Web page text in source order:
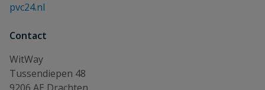
pvc24.nl
Contact
WitWay
Tussendiepen 48